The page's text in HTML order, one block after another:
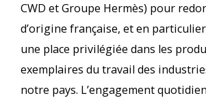
CWD et Groupe Hermès) pour
d’origine française, et en
une place privilégiée dans les
exemplaires du travail des
notre pays. L’engagement